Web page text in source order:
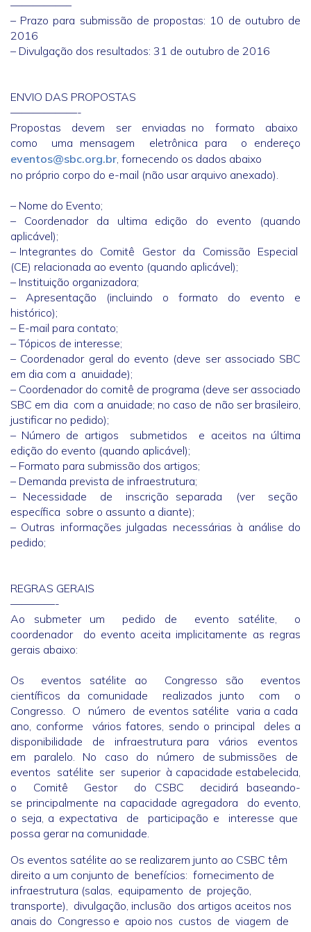
—————–
– Prazo para submissão de propostas: 10 de outubro de
2016
– Divulgação dos resultados: 31 de outubro de 2016
ENVIO DAS PROPOSTAS
——————-
Propostas devem ser enviadas no formato abaixo
como uma mensagem eletrônica para o endereço
eventos@sbc.org.br, fornecendo os dados abaixo
no próprio corpo do e-mail (não usar arquivo anexado).
– Nome do Evento;
– Coordenador da ultima edição do evento (quando
aplicável);
– Integrantes do Comitê Gestor da Comissão Especial
(CE) relacionada ao evento (quando aplicável);
– Instituição organizadora;
– Apresentação (incluindo o formato do evento e
histórico);
– E-mail para contato;
– Tópicos de interesse;
– Coordenador geral do evento (deve ser associado SBC
em dia com a anuidade);
– Coordenador do comitê de programa (deve ser associado
SBC em dia com a anuidade; no caso de não ser brasileiro,
justificar no pedido);
– Número de artigos submetidos e aceitos na última
edição do evento (quando aplicável);
– Formato para submissão dos artigos;
– Demanda prevista de infraestrutura;
– Necessidade de inscrição separada (ver seção
específica sobre o assunto a diante);
– Outras informações julgadas necessárias à análise do
pedido;
REGRAS GERAIS
————-
Ao submeter um pedido de evento satélite, o
coordenador do evento aceita implicitamente as regras
gerais abaixo:
Os eventos satélite ao Congresso são eventos
científicos da comunidade realizados junto com o
Congresso. O número de eventos satélite varia a cada
ano, conforme vários fatores, sendo o principal deles a
disponibilidade de infraestrutura para vários eventos
em paralelo. No caso do número de submissões de
eventos satélite ser superior à capacidade estabelecida,
o Comitê Gestor do CSBC decidirá baseando-
se principalmente na capacidade agregadora do evento,
o seja, a expectativa de participação e interesse que
possa gerar na comunidade.
Os eventos satélite ao se realizarem junto ao CSBC têm
direito a um conjunto de benefícios: fornecimento de
infraestrutura (salas, equipamento de projeção,
transporte), divulgação, inclusão dos artigos aceitos nos
anais do Congresso e apoio nos custos de viagem de